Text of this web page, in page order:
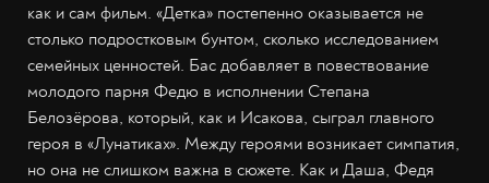
как и сам фильм. «Детка» постепенно оказывается не
столько подростковым бунтом, сколько исследованием
семейных ценностей. Бас добавляет в повествование
молодого парня Федю в исполнении Степана
Белозёрова, который, как и Исакова, сыграл главного
героя в «Лунатиках». Между героями возникает симпатия,
но она не слишком важна в сюжете. Как и Даша, Федя